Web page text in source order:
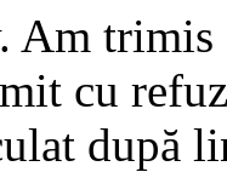
Am
cu
după